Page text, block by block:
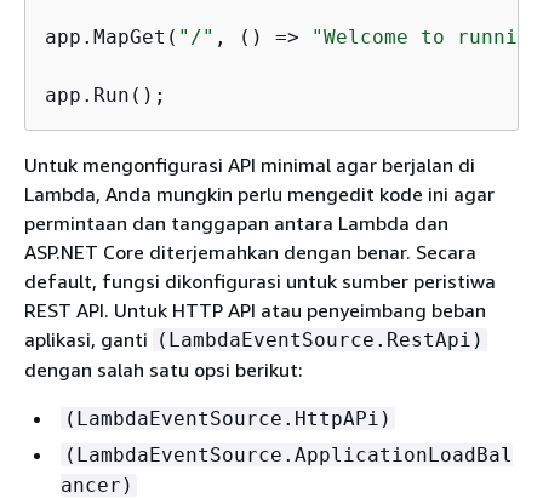
app.MapGet( "/" , () => "Welcome to running
app.Run();
Untuk mengonfigurasi API minimal agar berjalan di
Lambda, Anda mungkin perlu mengedit kode ini agar
permintaan dan tanggapan antara Lambda dan
ASP.NET Core diterjemahkan dengan benar. Secara
default, fungsi dikonfigurasi untuk sumber peristiwa
REST API. Untuk HTTP API atau penyeimbang beban
aplikasi, ganti (LambdaEventSource.RestApi)
dengan salah satu opsi berikut:
(LambdaEventSource.HttpAPi)
(LambdaEventSource.ApplicationLoadBal
ancer)